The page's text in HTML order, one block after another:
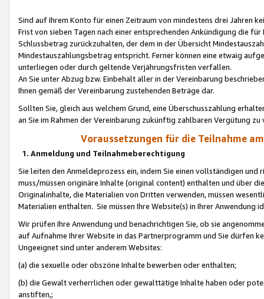
Sind auf Ihrem Konto für einen Zeitraum von mindestens drei Jahren
Frist von sieben Tagen nach einer entsprechenden Ankündigung die
Schlussbetrag zurückzuhalten, der dem in der Übersicht
Mindestauszahlungsbetrag entspricht. Ferner können eine etwaig
unterliegen oder durch geltende Verjährungsfristen verfallen.
An Sie unter Abzug bzw. Einbehalt aller in der Vereinbarung
Ihnen gemäß der Vereinbarung zustehenden Beträge dar.
Sollten Sie, gleich aus welchem Grund, eine Überschusszahlung
an Sie im Rahmen der Vereinbarung zukünftig zahlbaren Vergütung zu
Voraussetzungen für die Teilnahme
1. Anmeldung und Teilnahmeberechtigung
Sie leiten den Anmeldeprozess ein, indem Sie einen vollständigen
muss/müssen originäre Inhalte (original content) enthalten und über
Originalinhalte, die Materialien von Dritten verwenden, müssen
Materialien enthalten. Sie müssen Ihre Website(s) in Ihrer Anwendung
Wir prüfen Ihre Anwendung und benachrichtigen Sie, ob sie
auf Aufnahme Ihrer Website in das Partnerprogramm und Sie dürfen
Ungeeignet sind unter anderem Websites:
(a) die sexuelle oder obszöne Inhalte bewerben oder enthalten;
(b) die Gewalt verherrlichen oder gewalttätige Inhalte haben oder
anstiften,;